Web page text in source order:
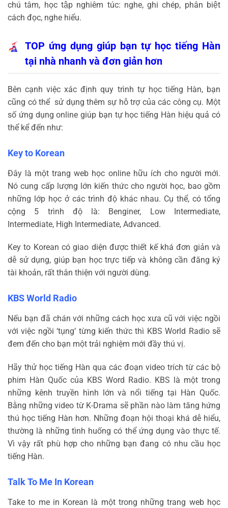
chú tâm, học tập nghiêm túc: nghe, ghi chép, phân biệt
cách đọc, nghe hiểu.
TOP ứng dụng giúp bạn tự học tiếng Hàn
tại nhà nhanh và đơn giản hơn
Bên cạnh việc xác định quy trình tự học tiếng Hàn, bạn
cũng có thể sử dụng thêm sự hỗ trợ của các công cụ. Một
số ứng dụng online giúp bạn tự học tiếng Hàn hiệu quả có
thể kể đến như:
Key to Korean
Đây là một trang web học online hữu ích cho người mới.
Nó cung cấp lượng lớn kiến thức cho người học, bao gồm
những lớp học ở các trình độ khác nhau. Cụ thể, có tổng
cộng 5 trình độ là: Benginer, Low Intermediate,
Intermediate, High Intermediate, Advanced.
Key to Korean có giao diện được thiết kế khá đơn giản và
dễ sử dụng, giúp bạn học trực tiếp và không cần đăng ký
tài khoản, rất thân thiện với người dùng.
KBS World Radio
Nếu bạn đã chán với những cách học xưa cũ với việc ngồi
với việc ngồi ‘tụng’ từng kiến thức thì KBS World Radio sẽ
đem đến cho bạn một trải nghiệm mới đầy thú vị.
Hãy thử học tiếng Hàn qua các đoạn video trích từ các bộ
phim Hàn Quốc của KBS Word Radio. KBS là một trong
những kênh truyền hình lớn và nổi tiếng tại Hàn Quốc.
Bằng những video từ K-Drama sẽ phần nào làm tăng hứng
thú học tiếng Hàn hơn. Những đoạn hội thoại khá dễ hiểu,
thường là những tình huống có thể ứng dụng vào thực tế.
Vì vậy rất phù hợp cho những bạn đang có nhu cầu học
tiếng Hàn.
Talk To Me In Korean
Take to me in Korean là một trong những trang web học